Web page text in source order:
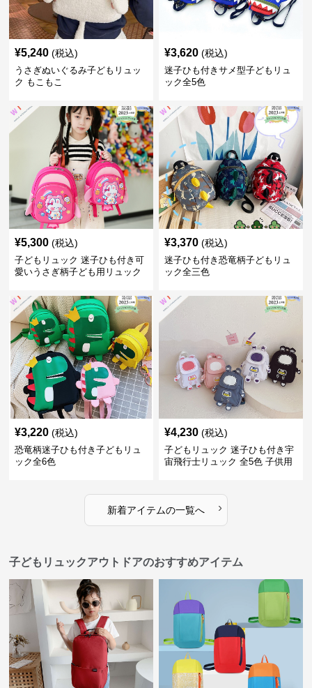
¥5,240 (税込)
うさぎぬいぐるみ子どもリュッ
ク もこもこ
¥3,620 (税込)
迷子ひも付きサメ型子どもリュ
ック全5色
¥5,300 (税込)
子どもリュック 迷子ひも付き可
愛いうさぎ柄子ども用リュック
¥3,370 (税込)
迷子ひも付き恐竜柄子どもリュ
ック全三色
¥3,220 (税込)
恐竜柄迷子ひも付き子どもリュ
ック全6色
¥4,230 (税込)
子どもリュック 迷子ひも付き宇
宙飛行士リュック 全5色 子供用
新着アイテムの一覧へ ›
子どもリュックアウトドアのおすすめアイテム